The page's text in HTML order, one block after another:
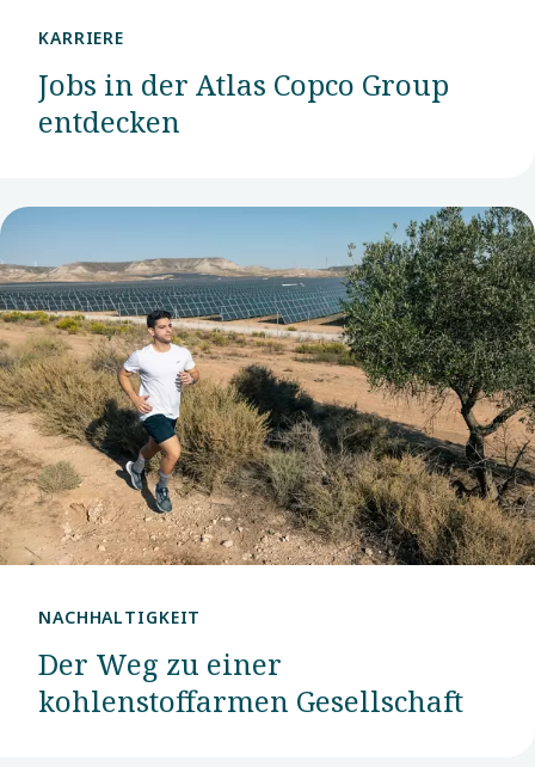
KARRIERE
Jobs in der Atlas Copco Group
entdecken
NACHHALTIGKEIT
Der Weg zu einer
kohlenstoffarmen Gesellschaft